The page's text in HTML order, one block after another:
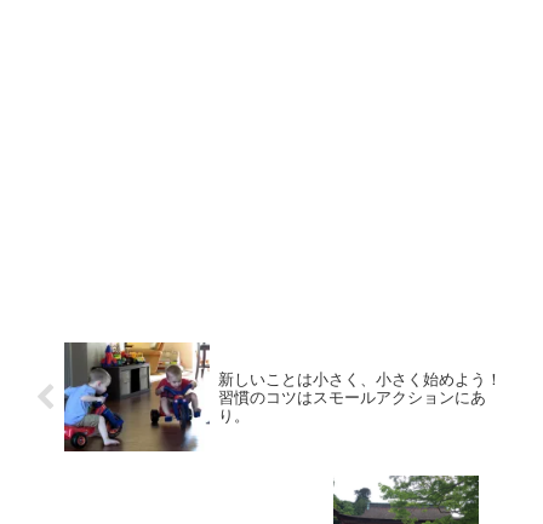
新しいことは小さく、小さく始めよう！
習慣のコツはスモールアクションにあ
り。